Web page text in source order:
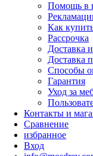
Помощь в
Как
Рассрочка
Доставка
Доставка
Способы
Гарантия
Уход за
Контакты и
Сравнение
избранное
Вход